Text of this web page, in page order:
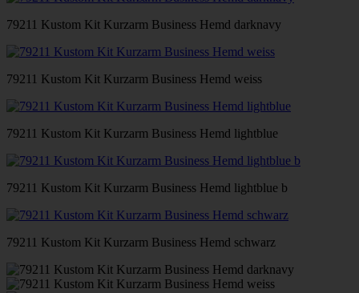
79211 Kustom Kit Kurzarm Business Hemd darknavy
79211 Kustom Kit Kurzarm Business Hemd weiss
79211 Kustom Kit Kurzarm Business Hemd lightblue
79211 Kustom Kit Kurzarm Business Hemd lightblue b
79211 Kustom Kit Kurzarm Business Hemd schwarz